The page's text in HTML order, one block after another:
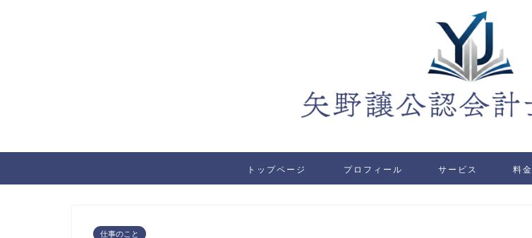
トップページ プロフィール サービス 料金
仕事のこと